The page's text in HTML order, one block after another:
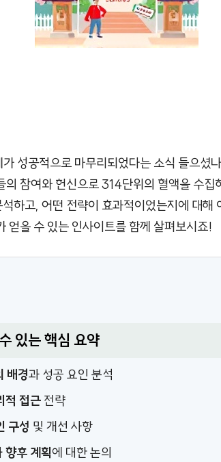
성공적으로 마무리되었다는 소식 들으셨
의 참여와 헌신으로 314단위의 혈액을 수집
하고, 어떤 전략이 효과적이었는지에 대해
얻을 수 있는 인사이트를 함께 살펴보시죠!
있는 핵심 요약
배경과 성공 요인 분석
적 접근 전략
구성 및 개선 사항
향후 계획에 대한 논의